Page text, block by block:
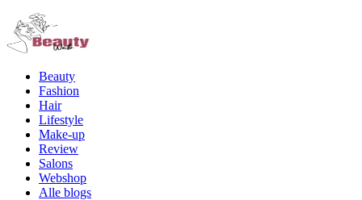
Beauty
Fashion
Hair
Lifestyle
Make-up
Review
Salons
Webshop
Alle blogs